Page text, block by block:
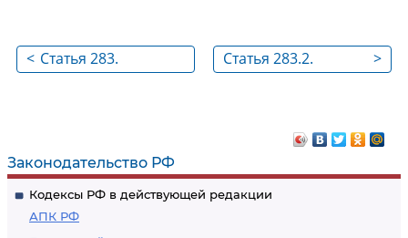
Законодательство РФ
Кодексы РФ в действующей редакции
АПК РФ
< Статья 283.
>
Статья 283.2.
государственной
тайны